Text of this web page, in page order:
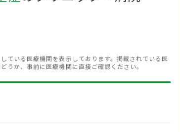
ている医療機関を表示しております。掲載されている医
うか、事前に医療機関に直接ご確認ください。